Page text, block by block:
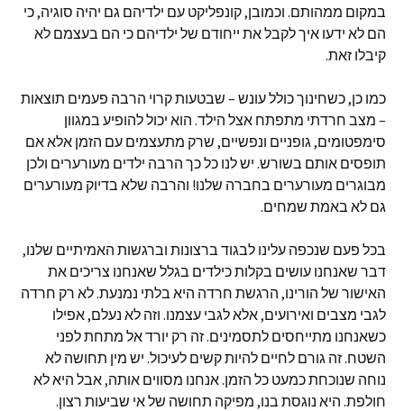
במקום ממהותם. וכמובן, קונפליקט עם ילדיהם גם יהיה סוגיה, כי
הם לא ידעו איך לקבל את ייחודם של ילדיהם כי הם בעצמם לא
קיבלו זאת.
כמו כן, כשחינוך כולל עונש – שבטעות קרוי הרבה פעמים תוצאות
– מצב חרדתי מתפתח אצל הילד. הוא יכול להופיע במגוון
סימפטומים, גופניים ונפשיים, שרק מתעצמים עם הזמן אלא אם
תופסים אותם בשורש. יש לנו כל כך הרבה ילדים מעורערים ולכן
מבוגרים מעורערים בחברה שלנו! והרבה שלא בדיוק מעורערים
גם לא באמת שמחים.
בכל פעם שנכפה עלינו לבגוד ברצונות וברגשות האמיתיים שלנו,
דבר שאנחנו עושים בקלות כילדים בגלל שאנחנו צריכים את
האישור של הורינו, הרגשת חרדה היא בלתי נמנעת. לא רק חרדה
לגבי מצבים ואירועים, אלא לגבי עצמנו. וזה לא נעלם, אפילו
כשאנחנו מתייחסים לתסמינים. זה רק יורד אל מתחת לפני
השטח. זה גורם לחיים להיות קשים לעיכול. יש מין תחושה לא
נוחה שנוכחת כמעט כל הזמן. אנחנו מסווים אותה, אבל היא לא
חולפת. היא נוגסת בנו, מפיקה תחושה של אי שביעות רצון.